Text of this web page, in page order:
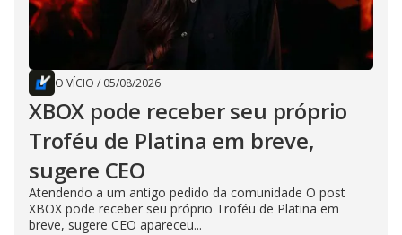
O VÍCIO / 05/08/2026
XBOX pode receber seu próprio
Troféu de Platina em breve,
sugere CEO
Atendendo a um antigo pedido da comunidade O post
XBOX pode receber seu próprio Troféu de Platina em
breve, sugere CEO apareceu...